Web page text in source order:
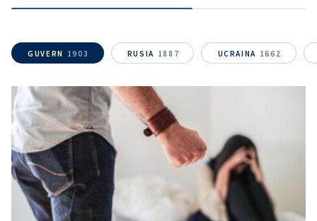
GUVERN 1903 RUSIA 1887 UCRAINA 1662
TRIMITE ȘTIREA